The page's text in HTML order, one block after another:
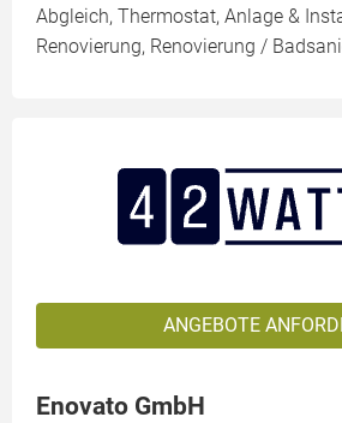
Abgleich, Thermostat, Anlage &
Renovierung, Renovierung /
ANGEBOTE
Enovato GmbH